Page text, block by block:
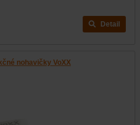
Detail
nohavičky VoXX